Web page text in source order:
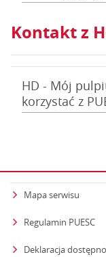
Kontakt z
HD - Mój
korzystać z
Mapa serwisu
Regulamin PUESC
Deklaracja